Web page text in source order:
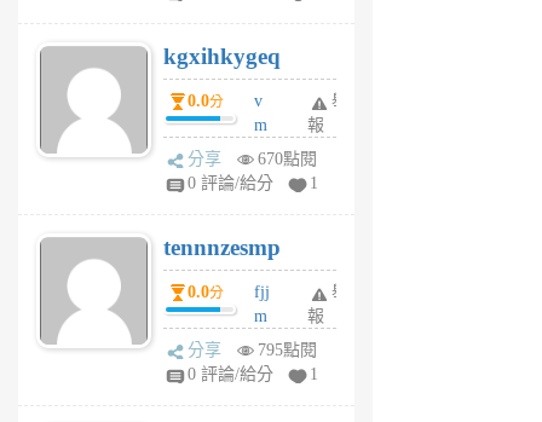
6
個
月
前
kgxihkygeq
0.0分
v
m
sg
sr
6
個
月
前
舉
報
分享
670點閱
0 評論/給分
1
tennnzesmp
0.0分
fjj
m
w
rs
舉
報
分享
795點閱
0 評論/給分
1